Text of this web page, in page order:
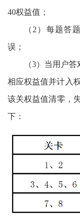
40权益值；
（ 2）每题答
误；
（3） 当用户答
相应权益值并计入
该关权益值清零，
下：